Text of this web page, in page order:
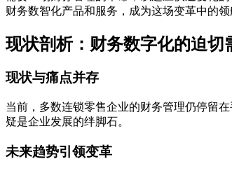
财务数智化产品和服务，成为这场变革中的领
现状剖析：财务数字化的迫切
现状与痛点并存
当前，多数连锁零售企业的财务管理仍停留
疑是企业发展的绊脚石。
未来趋势引领变革